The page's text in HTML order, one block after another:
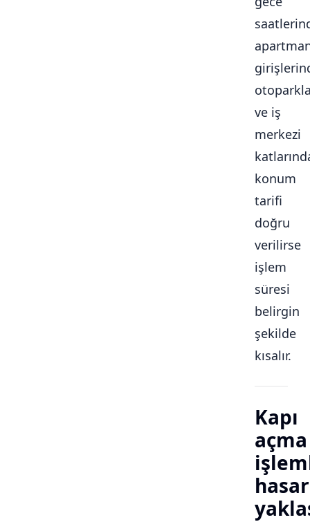
ve iş
merkezi
konum
tarifi
doğru
verilirse
işlem
süresi
belirgin
şekilde
kısalır.
Kapı
açma